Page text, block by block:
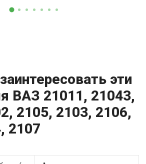
эти
ВАЗ 21011, 21043,
2105, 2103, 2106,
2107